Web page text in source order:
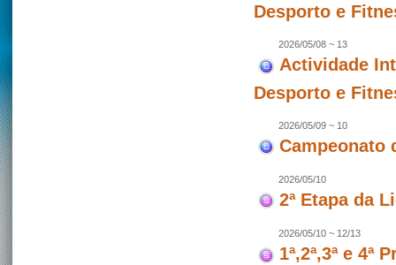
Desporto e
2026/05/08 ~ 13
Actividade
Desporto e
2026/05/09 ~ 10
Campeonato
2026/05/10
2ª Etapa da
2026/05/10 ~ 12/13
1ª,2ª,3ª e 4ª